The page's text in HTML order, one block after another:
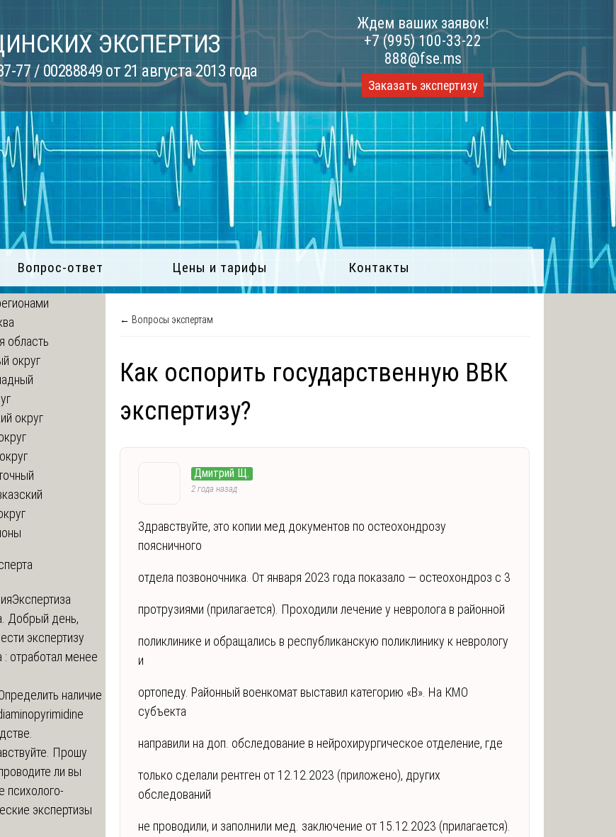
ЭКСПЕРТИЗ
/ 00288849 от 21 августа 2013 года
Ждем ваших заявок!
+7 (995) 100-33-22
888@fse.ms
Заказать экспертизу
Вопрос-ответ Цены и тарифы Контакты
← Вопросы экспертам
Как оспорить государственную ВВК
экспертизу?
Дмитрий Щ.
2 года назад
Здравствуйте, это копии мед.документов по остеохондрозу
поясничного
отдела позвоночника. От января 2023 года показало — остеохондроз с 3
протрузиями (прилагается). Проходили лечение у невролога в районной
поликлинике и обращались в республиканскую поликлинику к неврологу
и
ортопеду. Районный военкомат выставил категорию «В». На КМО
субъекта
направили на доп. обследование в нейрохирургическое отделение, где
только сделали рентген от 12.12.2023 (приложено), других
обследований
не проводили, и заполнили мед. заключение от 15.12.2023 (прилагается).
область
округ
округ
Экспертиза
Добрый день,
экспертизу
: отработал менее
наличие
Прошу
ли вы
психолого-
экспертизы